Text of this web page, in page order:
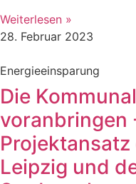
Weiterlesen »
28. Februar 2023
Energieeinsparung
Die
voranbringen
Leipzig und